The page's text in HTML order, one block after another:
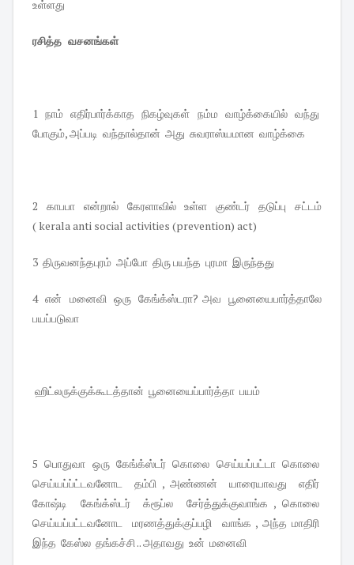
உள்ளது
ரசித்த வசனங்கள்
1 நாம் எதிர்பார்க்காத நிகழ்வுகள் நம்ம வாழ்க்கையில் வந்து
போகும், அப்படி வந்தால்தான் அது சுவராஸ்யமான வாழ்க்கை
2 காபபா என்றால் கேரளாவில் உள்ள குண்டர் தடுப்பு சட்டம்
( kerala anti social activities (prevention) act)
3 திருவனந்தபுரம் அப்போ திரு பயந்த புரமா இருந்தது
4 என் மனைவி ஒரு கேங்க்ஸ்டரா? அவ பூனையைபார்த்தாலே
பயப்படுவா
ஹிட்லருக்குக்கூடத்தான் பூனையைப்பார்த்தா பயம்
5 பொதுவா ஒரு கேங்க்ஸ்டர் கொலை செய்யப்பட்டா கொலை
செய்யப்ப்ட்டவனோட தம்பி , அண்ணன் யாரையாவது எதிர்
கோஷ்டி கேங்க்ஸ்டர் க்ரூப்ல சேர்த்துக்குவாங்க , கொலை
செய்யப்பட்டவனோட மரணத்துக்குப்பழி வாங்க , அந்த மாதிரி
இந்த கேஸ்ல தங்கச்சி .. அதாவது உன் மனைவி